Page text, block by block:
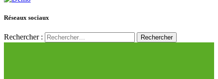
Réseaux sociaux
Rechercher :